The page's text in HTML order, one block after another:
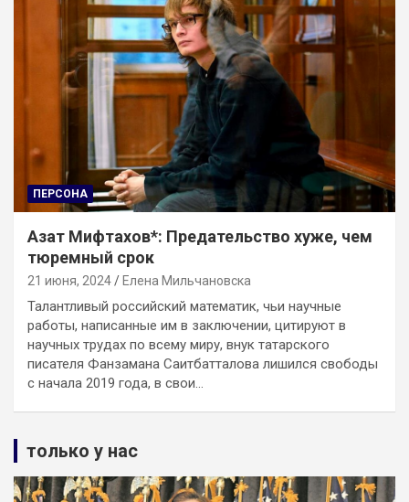
ПЕРСОНА
Азат Мифтахов*: Предательство хуже, чем
тюремный срок
21 июня, 2024 Елена Мильчановска
Талантливый российский математик, чьи научные
работы, написанные им в заключении, цитируют в
научных трудах по всему миру, внук татарского
писателя Фанзамана Саитбатталова лишился свободы
с начала 2019 года, в свои…
только у нас